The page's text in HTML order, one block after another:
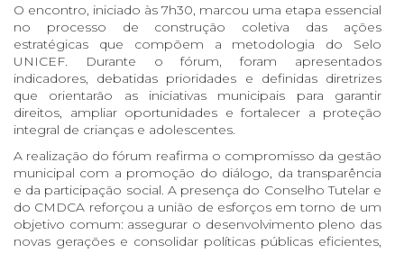
O encontro, iniciado às 7h30, marcou uma etapa essencial
no processo de construção coletiva das ações
estratégicas que compõem a metodologia do Selo
UNICEF. Durante o fórum, foram apresentados
indicadores, debatidas prioridades e definidas diretrizes
que orientarão as iniciativas municipais para garantir
direitos, ampliar oportunidades e fortalecer a proteção
integral de crianças e adolescentes.
A realização do fórum reafirma o compromisso da gestão
municipal com a promoção do diálogo, da transparência
e da participação social. A presença do Conselho Tutelar e
do CMDCA reforçou a união de esforços em torno de um
objetivo comum: assegurar o desenvolvimento pleno das
novas gerações e consolidar políticas públicas eficientes,